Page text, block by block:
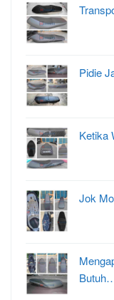
Pidie
Ketika
Jok